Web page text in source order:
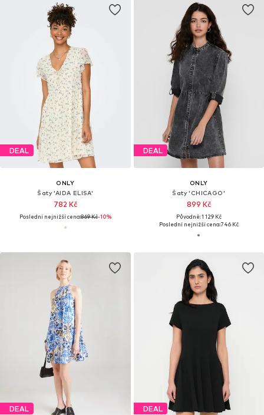
DEAL
ONLY
Šaty 'AIDA ELISA'
782 Kč
Poslední nejnižší cena:869 Kč-10%
DEAL
ONLY
Šaty 'CHICAGO'
899 Kč
Původně: 1 129 Kč
Poslední nejnižší cena:746 Kč
DEAL DEAL